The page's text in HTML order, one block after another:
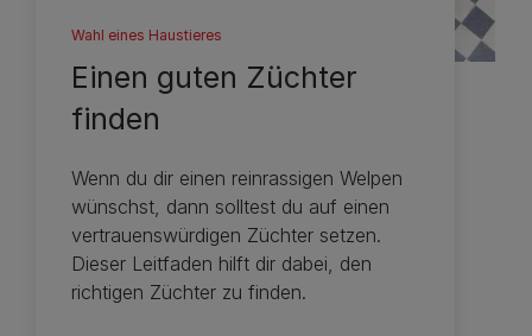
Wahl eines Haustieres
Einen guten Züchter
finden
Wenn du dir einen reinrassigen Welpen
wünschst, dann solltest du auf einen
vertrauenswürdigen Züchter setzen.
Dieser Leitfaden hilft dir dabei, den
richtigen Züchter zu finden.